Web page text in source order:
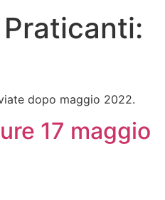
dopo maggio 2022.
17 maggio